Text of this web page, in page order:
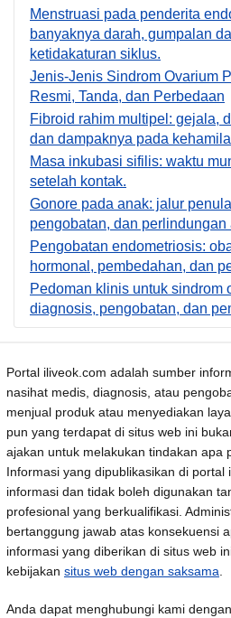
Menstruasi pada penderita
banyaknya darah, gumpalan
ketidakaturan siklus.
Jenis-Jenis Sindrom Ovarium
Resmi, Tanda, dan Perbedaan
Fibroid rahim multipel: gejala,
dan dampaknya pada
Masa inkubasi sifilis: waktu
setelah kontak.
Gonore pada anak: jalur
pengobatan, dan perlindungan
Pengobatan endometriosis:
hormonal, pembedahan, dan
Pedoman klinis untuk sindrom
diagnosis, pengobatan, dan
Portal iliveok.com adalah sumber
nasihat medis, diagnosis, atau
menjual produk atau menyediakan
pun yang terdapat di situs web ini
ajakan untuk melakukan tindakan apa
Informasi yang dipublikasikan di portal
informasi dan tidak boleh digunakan
profesional yang berkualifikasi.
bertanggung jawab atas konsekuensi
informasi yang diberikan di situs web
kebijakan situs web dengan saksama
Anda dapat menghubungi kami